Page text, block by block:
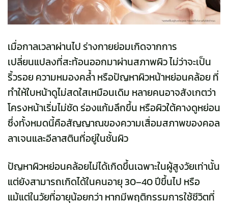
เมื่อกาลเวลาผ่านไป ร่างกายย่อมเกิดจากการ
เปลี่ยนแปลงที่สะท้อนออกมาผ่านสภาพผิว ไม่ว่าจะเป็น
ริ้วรอย ความหมองคล้ำ หรือปัญหาผิวหน้าหย่อนคล้อย ที่
ทำให้ใบหน้าดูไม่สดใสเหมือนเดิม หลายคนอาจสังเกตว่า
โครงหน้าเริ่มไม่ชัด ร่องแก้มลึกขึ้น หรือผิวใต้คางดูหย่อน
ซึ่งทั้งหมดนี้คือสัญญาณของความเสื่อมสภาพของคอล
ลาเจนและอีลาสตินที่อยู่ในชั้นผิว
ปัญหาผิวหย่อนคล้อยไม่ได้เกิดขึ้นเฉพาะในผู้สูงวัยเท่านั้น
แต่ยังสามารถเกิดได้ในคนอายุ 30–40 ปีขึ้นไป หรือ
แม้แต่ในวัยที่อายุน้อยกว่า หากมีพฤติกรรมการใช้ชีวิตที่